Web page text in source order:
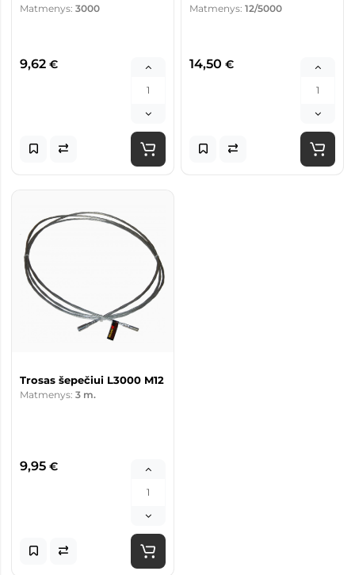
Matmenys: 3000
9,62 €
Matmenys: 12/5000
14,50 €
Trosas šepečiui L3000 M12
Matmenys: 3 m.
9,95 €